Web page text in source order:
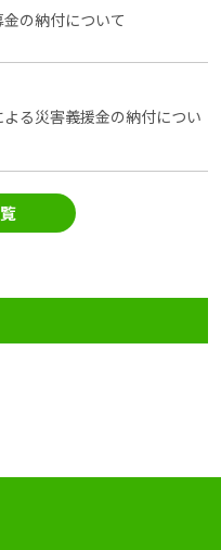
の納付について
る災害義援金の納付につい